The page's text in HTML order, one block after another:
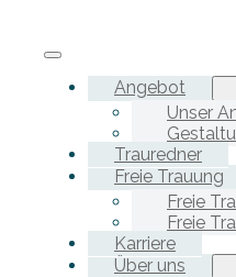
Angebot
Unser
Trauredner
Freie Trauung
Freie
Freie
Karriere
Über uns